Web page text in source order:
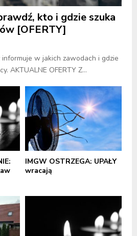
kto i gdzie szuka
[OFERTY]
w jakich zawodach i gdzie
AKTUALNE OFERTY Z...
IMGW OSTRZEGA: UPAŁY
wracają